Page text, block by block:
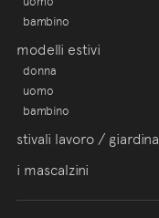
bambino
modelli estivi
donna
uomo
bambino
stivali lavoro /
i mascalzini